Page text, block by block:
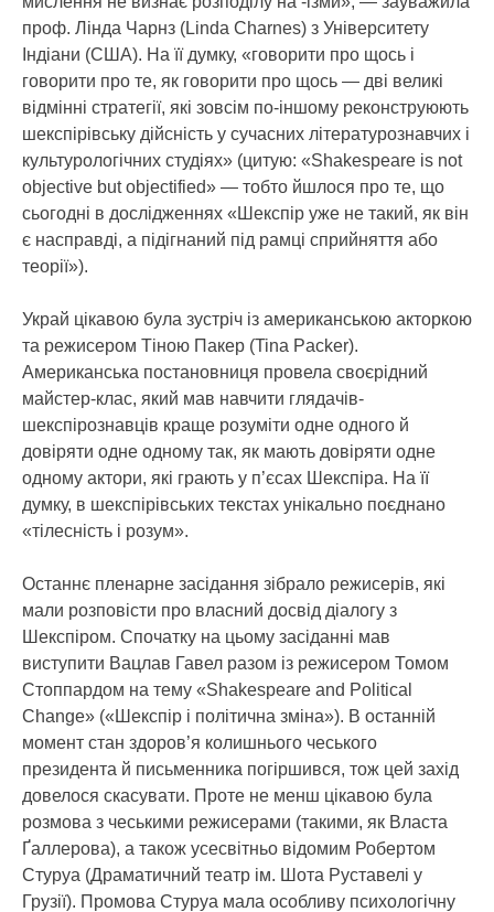
проф. Лінда Чарнз (Linda Charnes) з Університету
Індіани (США). На її думку, «говорити про щось і
говорити про те, як говорити про щось — дві великі
відмінні стратегії, які зовсім по-іншому реконструюють
шекспірівську дійсність у сучасних літературознавчих і
культурологічних студіях» (цитую: «Shakespeare is not
objective but objectified» — тобто йшлося про те, що
сьогодні в дослідженнях «Шекспір уже не такий, як він
є насправді, а підігнаний під рамці сприйняття або
теорії»).
Украй цікавою була зустріч із американською акторкою
та режисером Тіною Пакер (Tina Packer).
Американська постановниця провела своєрідний
майстер-клас, який мав навчити глядачів-
шекспірознавців краще розуміти одне одного й
довіряти одне одному так, як мають довіряти одне
одному актори, які грають у п’єсах Шекспіра. На її
думку, в шекспірівських текстах унікально поєднано
«тілесність і розум».
Останнє пленарне засідання зібрало режисерів, які
мали розповісти про власний досвід діалогу з
Шекспіром. Спочатку на цьому засіданні мав
виступити Вацлав Гавел разом із режисером Томом
Стоппардом на тему «Shakespeare and Political
Change» («Шекспір і політична зміна»). В останній
момент стан здоров’я колишнього чеського
президента й письменника погіршився, тож цей захід
довелося скасувати. Проте не менш цікавою була
розмова з чеськими режисерами (такими, як Власта
Ґаллерова), а також усесвітньо відомим Робертом
Стуруа (Драматичний театр ім. Шота Руставелі у
Грузії). Промова Стуруа мала особливу психологічну